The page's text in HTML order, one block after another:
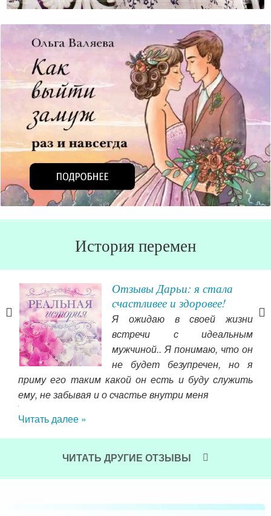
История перемен
в
Отзывы Дарьи: я стала
счастливее и здоровее!
Я ожидаю в своей жизни
встречи с идеальным
мужчиной.. Я понимаю, что он
не будет безупречен, но я
приму его таким какой он есть и буду служить
ему, не забывая и о счастье внутри меня
Читать далее »
ЧИТАТЬ ДРУГИЕ ОТЗЫВЫ